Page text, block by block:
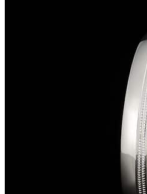
Strieborné svadobné
Pár oblých obrúčok zo striebra so
Model šperku je možné v našej
model prispôsobiť podľa vašich
Každý šperk z našej zlatníckej
len v našom štúdiu šperkov alebo
klenotníka na t.č.: 0904 618 009.